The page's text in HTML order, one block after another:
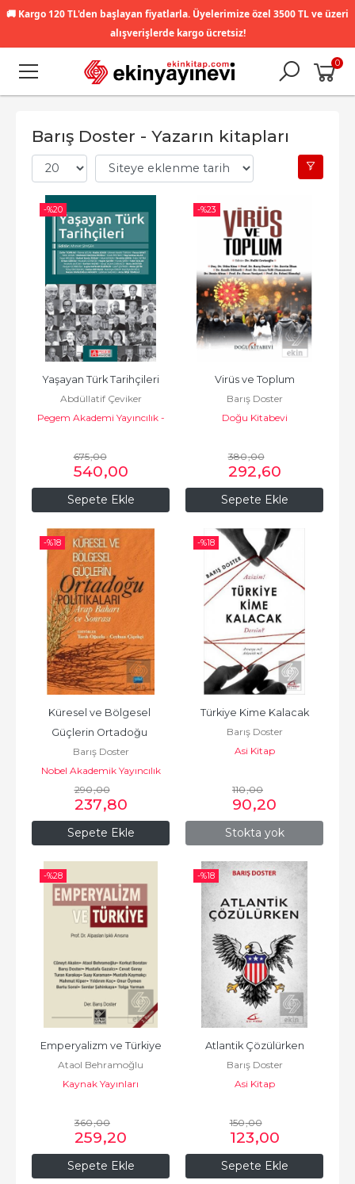
🚚 Kargo 120 TL'den başlayan fiyatlarla. Üyelerimize özel 3500 TL ve üzeri
alışverişlerde kargo ücretsiz!
0
Barış Doster - Yazarın kitapları
-%20
Sepete Ekle
Yaşayan Türk Tarihçileri
Abdüllatif Çeviker
Pegem Akademi Yayıncılık -
675,00
540,00
-%23
Sepete Ekle
Virüs ve Toplum
Barış Doster
Doğu Kitabevi
380,00
292,60
-%18
Sepete Ekle
Küresel ve Bölgesel
Güçlerin Ortadoğu
Politikaları
Barış Doster
Nobel Akademik Yayıncılık
290,00
237,80
-%18
Stokta yok
Türkiye Kime Kalacak
Barış Doster
Asi Kitap
110,00
90,20
-%28
Sepete Ekle
Emperyalizm ve Türkiye
Ataol Behramoğlu
Kaynak Yayınları
360,00
259,20
-%18
Sepete Ekle
Atlantik Çözülürken
Barış Doster
Asi Kitap
150,00
123,00